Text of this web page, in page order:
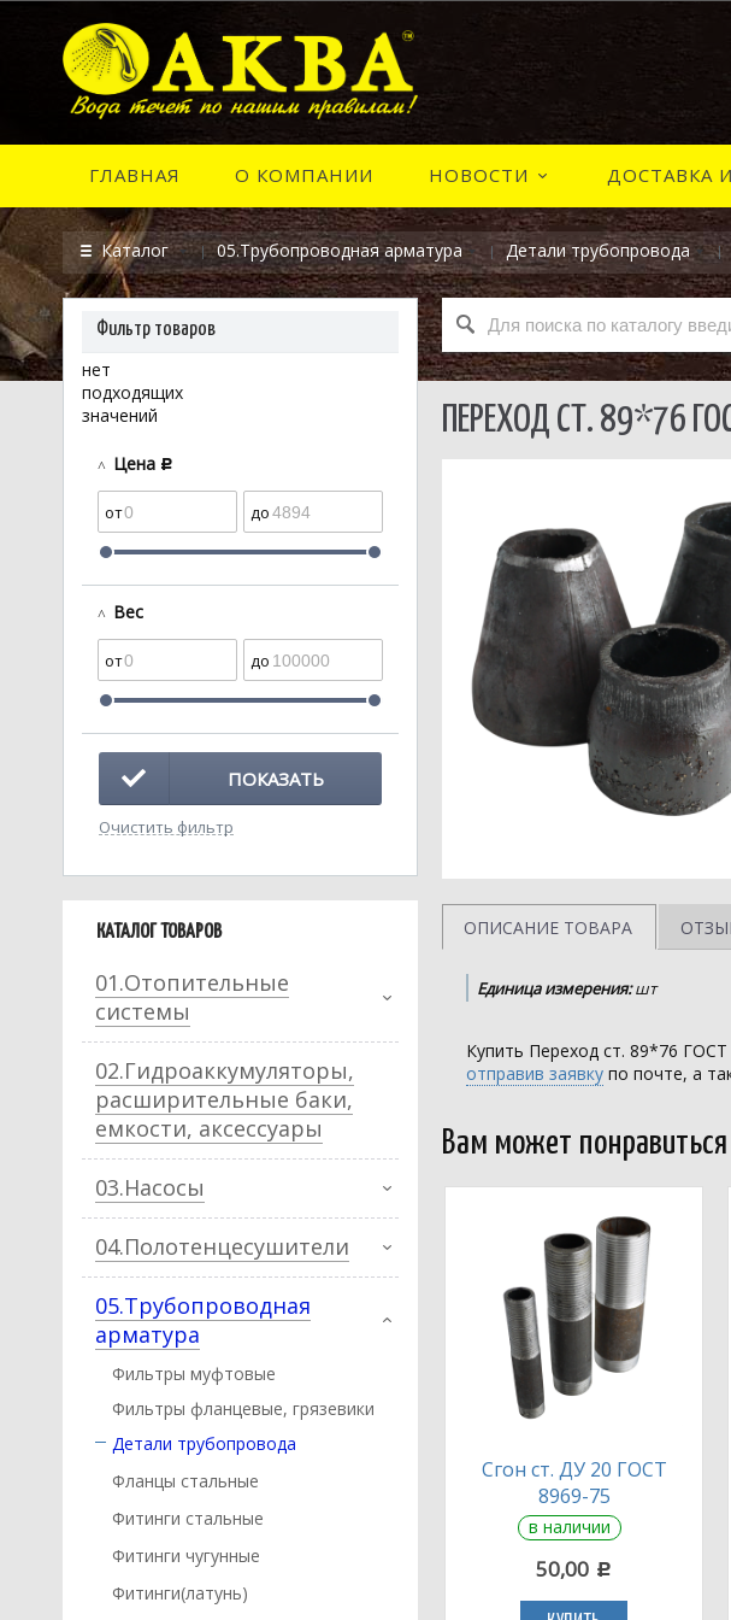
ГЛАВНАЯ О КОМПАНИИ НОВОСТИ ДОСТАВКА
Каталог 05.Трубопроводная арматура Детали трубопровода
Фильтр товаров
нет
подходящих
значений
Цена c
Вес
ПОКАЗАТЬ
Очистить фильтр
КАТАЛОГ ТОВАРОВ
01.Отопительные
системы
02.Гидроаккумуляторы,
расширительные баки,
емкости, аксессуары
03.Насосы
04.Полотенцесушители
05.Трубопроводная
арматура
Фильтры муфтовые
Фильтры фланцевые, грязевики
Детали трубопровода
Фланцы стальные
Фитинги стальные
Фитинги чугунные
Фитинги(латунь)
ПЕРЕХОД СТ. 89*76
ОПИСАНИЕ ТОВАРА
Единица измерения:шт
Купить Переход ст. 89*76
отправив заявку по почте, а
Вам может понравиться
Сгон ст. ДУ 20 ГОСТ
8969-75
в наличии
50,00 c